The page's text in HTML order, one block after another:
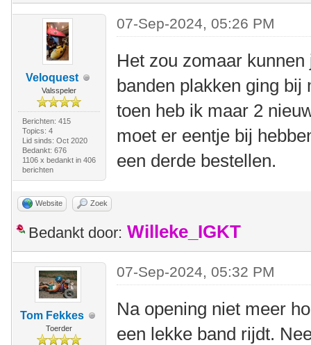
Veloquest
Valsspeler
Berichten: 415
Topics: 4
Lid sinds: Oct 2020
Bedankt: 676
1106 x bedankt in 406
berichten
07-Sep-2024, 05:26 PM
Het zou zomaar
banden plakken ging
toen heb ik maar 2
moet er eentje bij
een derde bestellen.
Website Zoek
Bedankt door: Willeke_IGKT
Tom Fekkes
Toerder
07-Sep-2024, 05:32 PM
Na opening niet meer
een lekke band rijdt.